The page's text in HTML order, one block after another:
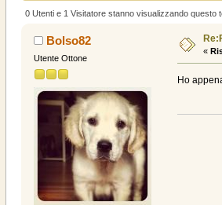
0 Utenti e 1 Visitatore stanno visualizzando questo
Bolso82
Utente Ottone
«
Ho